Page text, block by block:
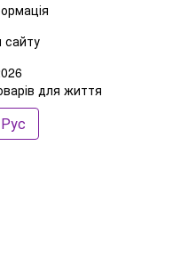
сайту
для життя
Рус